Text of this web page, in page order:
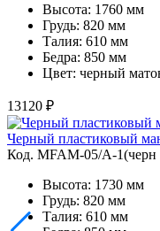
Высота: 1760 мм
Грудь: 820 мм
Талия: 610 мм
Бедра: 850 мм
Цвет: черный
13120 ₽
Черный пластиковый
Код. MFAM-05/A-1(черн
Высота: 1730 мм
Грудь: 820 мм
Талия: 610 мм